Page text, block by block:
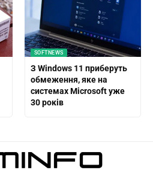
SOFTNEWS
З Windows 11 приберуть
обмеження, яке на
системах Microsoft уже
30 років